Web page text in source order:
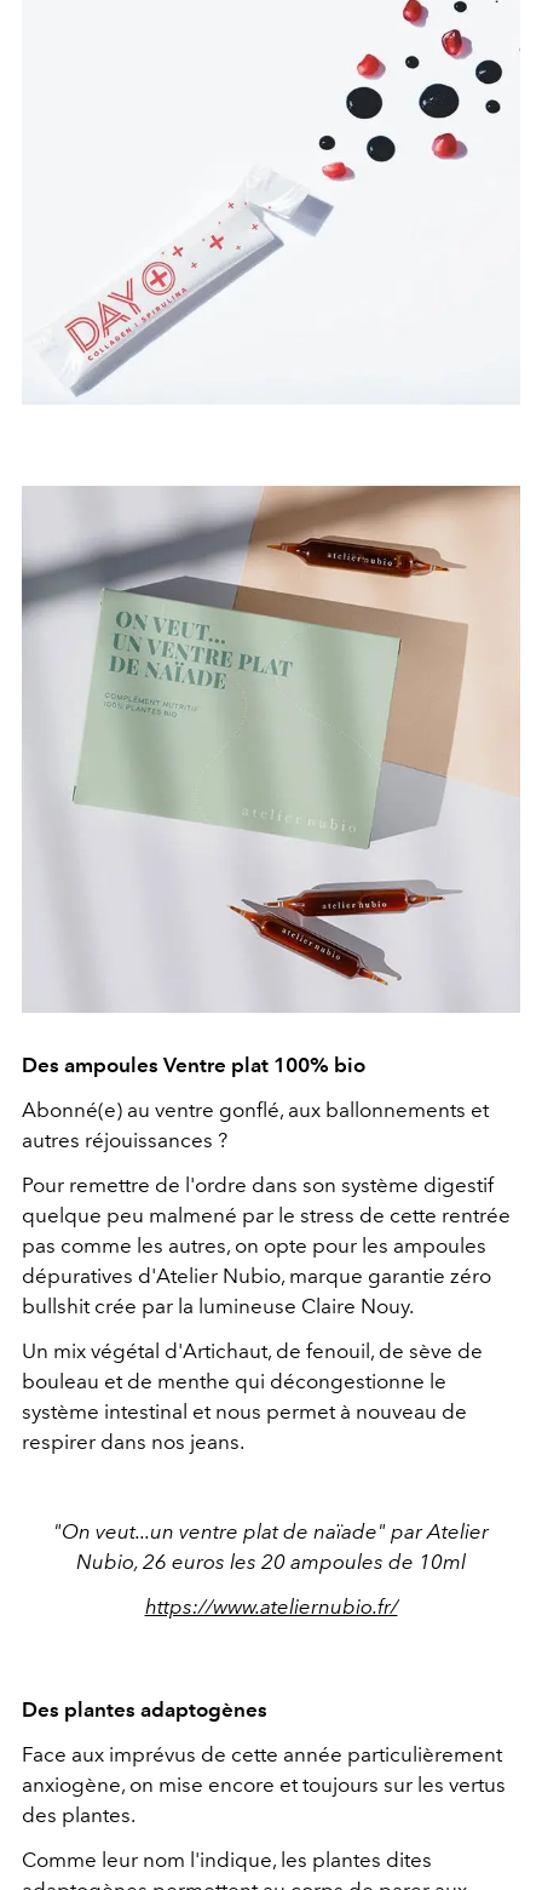
Des ampoules Ventre plat 100% bio
Abonné(e) au ventre gonflé, aux ballonnements et
autres réjouissances ?
Pour remettre de l'ordre dans son système digestif
quelque peu malmené par le stress de cette rentrée
pas comme les autres, on opte pour les ampoules
dépuratives d'Atelier Nubio, marque garantie zéro
bullshit crée par la lumineuse Claire Nouy.
Un mix végétal d'Artichaut, de fenouil, de sève de
bouleau et de menthe qui décongestionne le
système intestinal et nous permet à nouveau de
respirer dans nos jeans.
"On veut...un ventre plat de naïade" par Atelier
Nubio, 26 euros les 20 ampoules de 10ml
https://www.ateliernubio.fr/
Des plantes adaptogènes
Face aux imprévus de cette année particulièrement
anxiogène, on mise encore et toujours sur les vertus
des plantes.
Comme leur nom l'indique, les plantes dites